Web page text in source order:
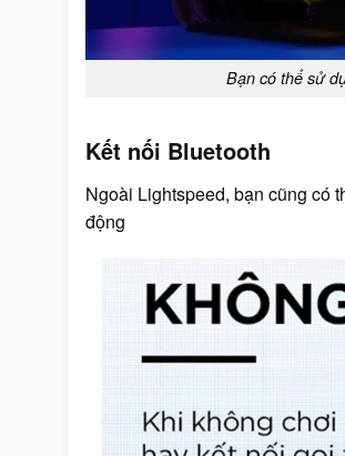
Bạn có thể sử
Kết nối Bluetooth
Ngoài Lightspeed, bạn cũng có
động